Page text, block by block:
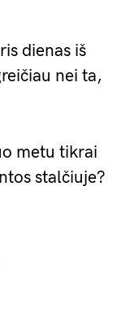
dienas iš
nei ta,
metu tikrai
stalčiuje?